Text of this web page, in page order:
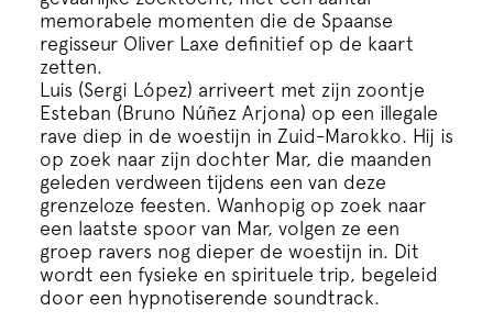
ECI Cultuurcafé
Over ons
Contact
Steun ons
memorabele momenten die de Spaanse
regisseur Oliver Laxe definitief op de kaart
zetten.
Luis (Sergi López) arriveert met zijn zoontje
Esteban (Bruno Núñez Arjona) op een illegale
rave diep in de woestijn in Zuid-Marokko. Hij is
op zoek naar zijn dochter Mar, die maanden
geleden verdween tijdens een van deze
grenzeloze feesten. Wanhopig op zoek naar
een laatste spoor van Mar, volgen ze een
groep ravers nog dieper de woestijn in. Dit
wordt een fysieke en spirituele trip, begeleid
door een hypnotiserende soundtrack.